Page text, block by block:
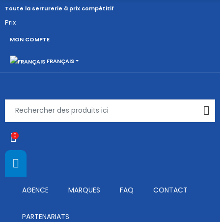
Toute la serrurerie à prix compétitif
Prix
MON COMPTE
FRANÇAIS
0
AGENCE MARQUES FAQ CONTACT
PARTENARIATS